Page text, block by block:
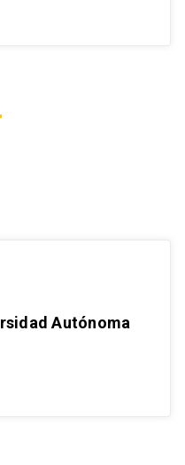
Autónoma